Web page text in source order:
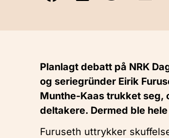
Planlagt debatt på NRK
og seriegründer Eirik
Munthe-Kaas trukket seg,
deltakere. Dermed ble
Furuseth uttrykker